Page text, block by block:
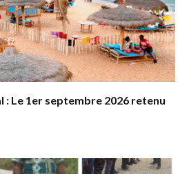
Le 1er septembre 2026 retenu